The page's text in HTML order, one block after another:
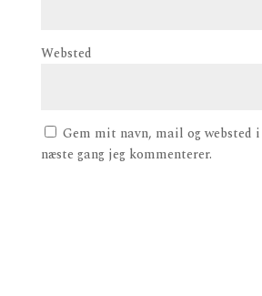
Websted
Gem mit navn, mail og websted
næste gang jeg kommenterer.